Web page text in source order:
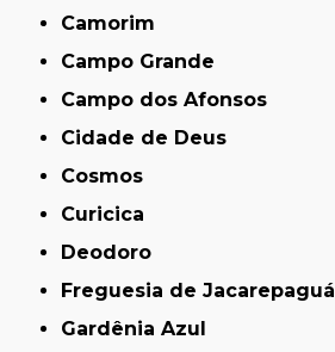
Camorim
Campo Grande
Campo dos Afonsos
Cidade de Deus
Cosmos
Curicica
Deodoro
Freguesia de Jacarepaguá
Gardênia Azul